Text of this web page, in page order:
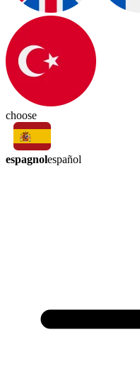
choose
espagnolespañol